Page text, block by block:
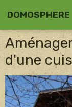
DOMOSPHERE
d'une